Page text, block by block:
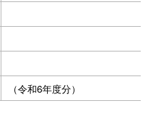
（令和6年度分）